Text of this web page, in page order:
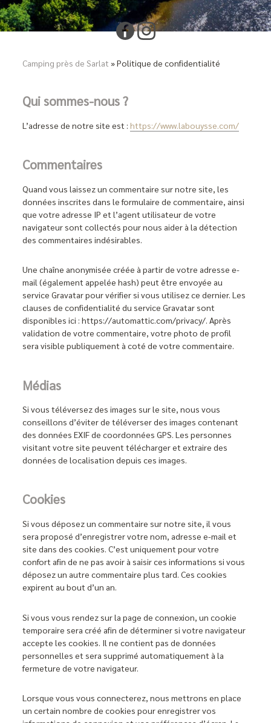
Camping près de Sarlat »Politique de confidentialité
Qui sommes-nous ?
L’adresse de notre site est : https://www.labouysse.com/
Commentaires
Quand vous laissez un commentaire sur notre site, les
données inscrites dans le formulaire de commentaire, ainsi
que votre adresse IP et l’agent utilisateur de votre
navigateur sont collectés pour nous aider à la détection
des commentaires indésirables.
Une chaîne anonymisée créée à partir de votre adresse e-
mail (également appelée hash) peut être envoyée au
service Gravatar pour vérifier si vous utilisez ce dernier. Les
clauses de confidentialité du service Gravatar sont
disponibles ici : https://automattic.com/privacy/. Après
validation de votre commentaire, votre photo de profil
sera visible publiquement à coté de votre commentaire.
Médias
Si vous téléversez des images sur le site, nous vous
conseillons d’éviter de téléverser des images contenant
des données EXIF de coordonnées GPS. Les personnes
visitant votre site peuvent télécharger et extraire des
données de localisation depuis ces images.
Cookies
Si vous déposez un commentaire sur notre site, il vous
sera proposé d’enregistrer votre nom, adresse e-mail et
site dans des cookies. C’est uniquement pour votre
confort afin de ne pas avoir à saisir ces informations si vous
déposez un autre commentaire plus tard. Ces cookies
expirent au bout d’un an.
Si vous vous rendez sur la page de connexion, un cookie
temporaire sera créé afin de déterminer si votre navigateur
accepte les cookies. Il ne contient pas de données
personnelles et sera supprimé automatiquement à la
fermeture de votre navigateur.
Lorsque vous vous connecterez, nous mettrons en place
un certain nombre de cookies pour enregistrer vos